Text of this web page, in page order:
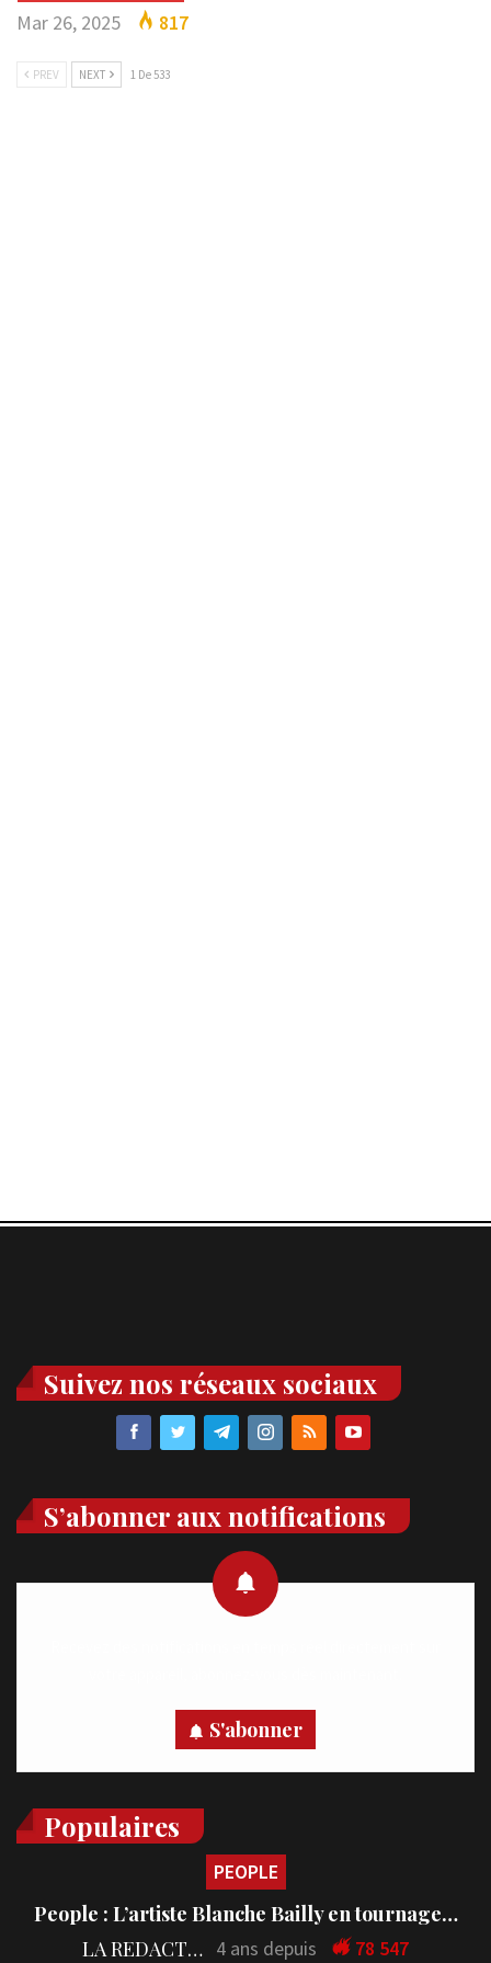
Mar 26, 2025 817
PREV NEXT 1 De 533
Suivez nos réseaux sociaux
S’abonner aux notifications
S'abonner
Populaires
PEOPLE
People : L’artiste Blanche Bailly en tournage…
LA REDACTION 4 ans depuis 78 547